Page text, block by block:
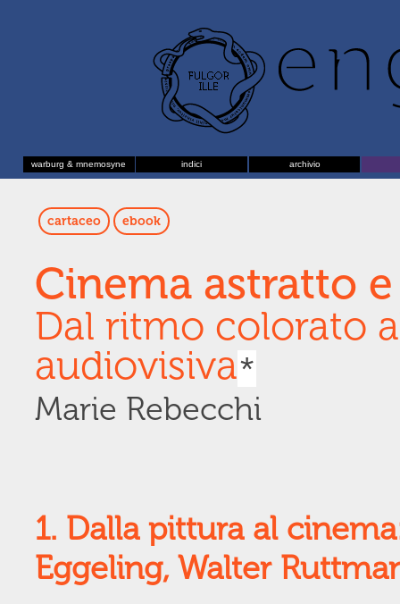
warburg & mnemosyne indici archivio
cartaceo ebook
Cinema astratto
Dal ritmo colorato
audiovisiva*
Marie Rebecchi
1. Dalla pittura al
Eggeling, Walter